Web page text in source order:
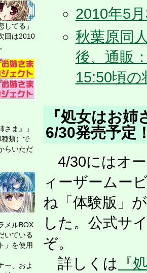
してる」
回は2010
さま』」
類）で
らいただ
メルBOX
いている
」を使用
ー、およ
2010年5
秋葉原同
後、通販
15:50頃
『処女はお
6/30発売予定
4/30にはオー
ィーザームー
ね「体験版」
した。公式サ
ぞ。
詳しくは 『